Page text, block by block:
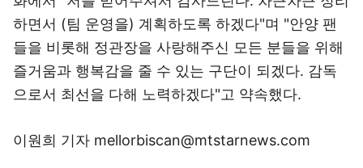
하면서 (팀 운영을) 계획하도록 하겠다"며 "안양 팬
들을 비롯해 정관장을 사랑해주신 모든 분들을 위해
즐거움과 행복감을 줄 수 있는 구단이 되겠다. 감독
으로서 최선을 다해 노력하겠다"고 약속했다.
이원희 기자 mellorbiscan@mtstarnews.com